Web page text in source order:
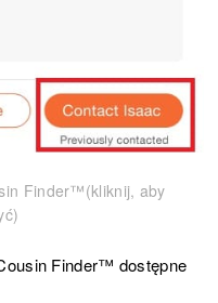
Finder™(kliknij, aby
Finder™ dostępne